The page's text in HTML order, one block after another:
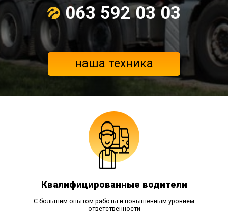
063 592 03 03
наша техника
Квалифицированные водители
С большим опытом работы и повышенным уровнем
ответственности